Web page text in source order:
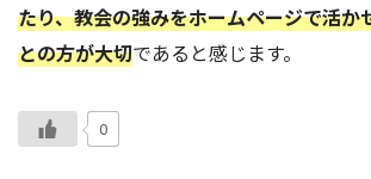
たり、教会の強みをホームページで活か
との方が大切であると感じます。
0